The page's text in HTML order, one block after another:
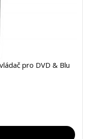
pro DVD & Blu